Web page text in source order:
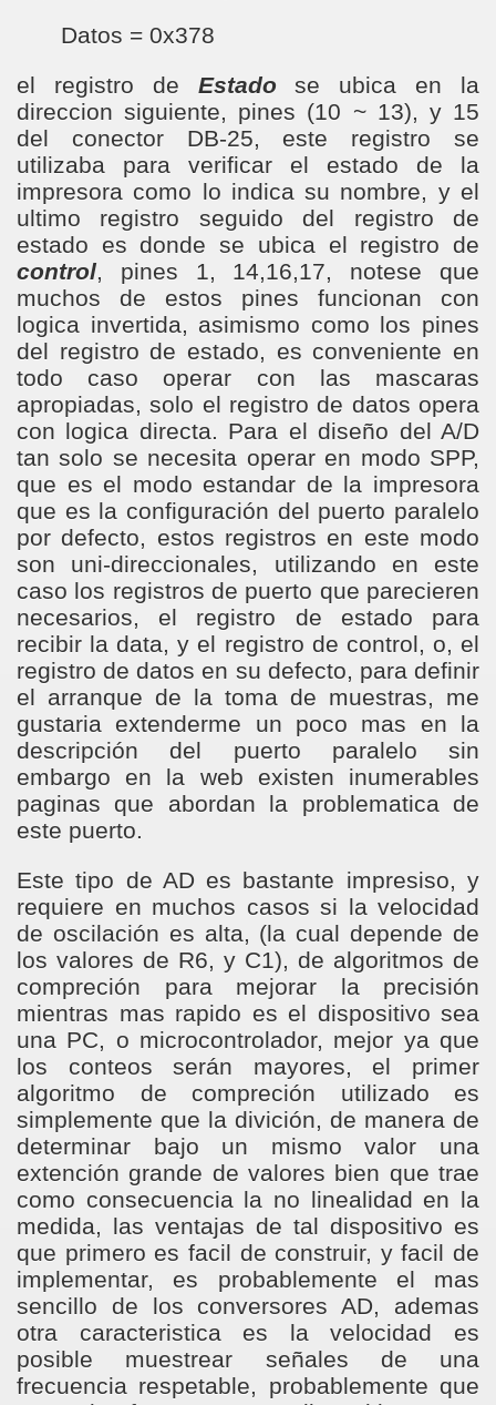
Datos = 0x378
el registro de Estado se ubica en la
direccion siguiente, pines (10 ~ 13), y 15
del conector DB-25, este registro se
utilizaba para verificar el estado de la
impresora como lo indica su nombre, y el
ultimo registro seguido del registro de
estado es donde se ubica el registro de
control, pines 1, 14,16,17, notese que
muchos de estos pines funcionan con
logica invertida, asimismo como los pines
del registro de estado, es conveniente en
todo caso operar con las mascaras
apropiadas, solo el registro de datos opera
con logica directa. Para el diseño del A/D
tan solo se necesita operar en modo SPP,
que es el modo estandar de la impresora
que es la configuración del puerto paralelo
por defecto, estos registros en este modo
son uni-direccionales, utilizando en este
caso los registros de puerto que parecieren
necesarios, el registro de estado para
recibir la data, y el registro de control, o, el
registro de datos en su defecto, para definir
el arranque de la toma de muestras, me
gustaria extenderme un poco mas en la
descripción del puerto paralelo sin
embargo en la web existen inumerables
paginas que abordan la problematica de
este puerto.
Este tipo de AD es bastante impresiso, y
requiere en muchos casos si la velocidad
de oscilación es alta, (la cual depende de
los valores de R6, y C1), de algoritmos de
compreción para mejorar la precisión
mientras mas rapido es el dispositivo sea
una PC, o microcontrolador, mejor ya que
los conteos serán mayores, el primer
algoritmo de compreción utilizado es
simplemente que la divición, de manera de
determinar bajo un mismo valor una
extención grande de valores bien que trae
como consecuencia la no linealidad en la
medida, las ventajas de tal dispositivo es
que primero es facil de construir, y facil de
implementar, es probablemente el mas
sencillo de los conversores AD, ademas
otra caracteristica es la velocidad es
posible muestrear señales de una
frecuencia respetable, probablemente que